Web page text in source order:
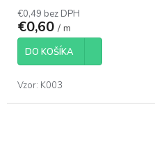
€0,49 bez DPH
€0,60 / m
DO KOŠÍKA
Vzor: K003